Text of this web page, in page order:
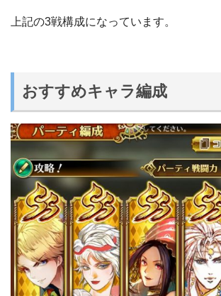
上記の3戦構成になっています。
おすすめキャラ編成